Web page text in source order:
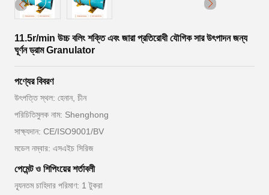
11.5r/min উচ্চ বলিং শক্তি এবং জারা প্রতিরোধী যৌগিক সার উৎপাদন জন্য
ঘূর্ণন ড্রাম Granulator
পণ্যের বিবরণ
উৎপত্তি স্থল: হেনান, চীন
পরিচিতিমুলক নাম: Shenghong
সাক্ষ্যদান: CE/ISO9001/BV
মডেল নম্বার: এসএইচ সিরিজ
পেমেন্ট ও শিপিংয়ের শর্তাবলী
ন্যূনতম চাহিদার পরিমাণ: 1 টুকরা